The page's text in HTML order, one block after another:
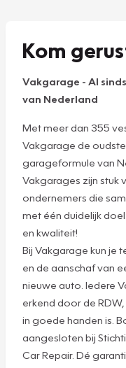
Kom
Vakgarage - Al
van Nederland
Met meer dan 355
Vakgarage de
garageformule van
Vakgarages zijn stuk
ondernemers die
met één duidelijk
en kwaliteit!
Bij Vakgarage kun je
en de aanschaf van
nieuwe auto. Iedere
erkend door de
in goede handen is.
aangesloten bij
Car Repair. Dé